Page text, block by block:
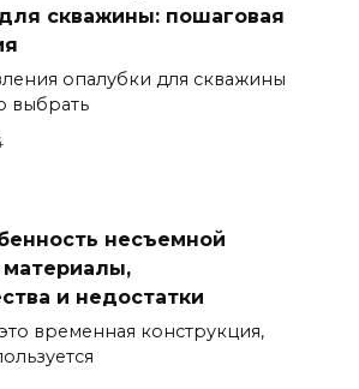
скважины: пошаговая
опалубки для скважины
выбрать
несъемной
материалы,
и недостатки
временная конструкция,